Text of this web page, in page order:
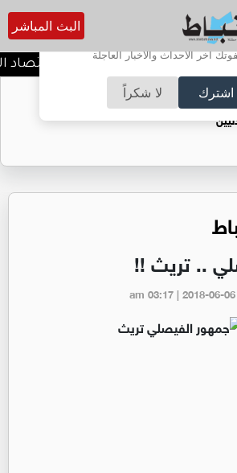
في تفعيل الإشعارات؟
آخر الأحداث والأخبار العاجلة
اشترك لا شكراً
البث المباشر
وزير المياه والري ووزير
حين يتحول الغاز إلى فرص عمل
.. تريث !!